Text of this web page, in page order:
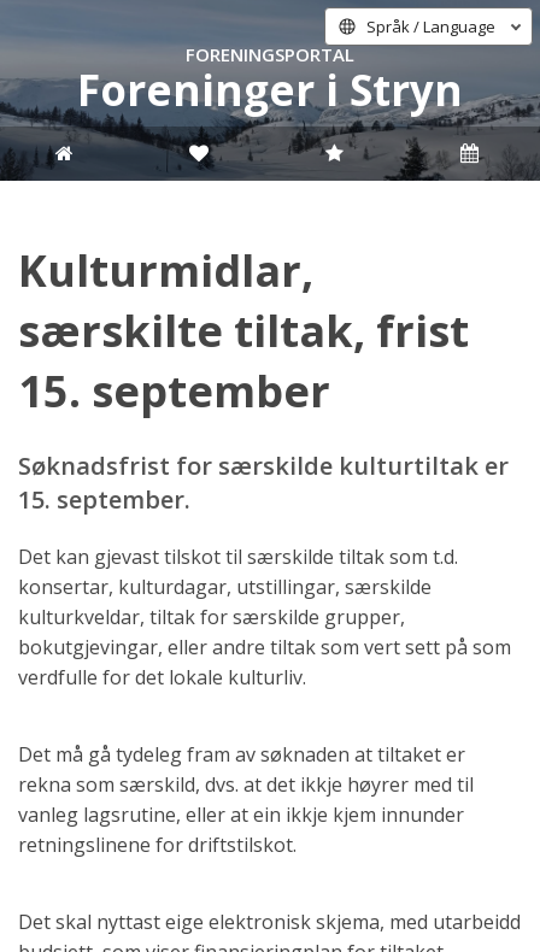
Språk / Language
FORENINGSPORTAL
Foreninger i Stryn
Kulturmidlar,
særskilte tiltak, frist
15. september
Søknadsfrist for særskilde kulturtiltak er
15. september.
Det kan gjevast tilskot til særskilde tiltak som t.d.
konsertar, kulturdagar, utstillingar, særskilde
kulturkveldar, tiltak for særskilde grupper,
bokutgjevingar, eller andre tiltak som vert sett på som
verdfulle for det lokale kulturliv.
Det må gå tydeleg fram av søknaden at tiltaket er
rekna som særskild, dvs. at det ikkje høyrer med til
vanleg lagsrutine, eller at ein ikkje kjem innunder
retningslinene for driftstilskot.
Det skal nyttast eige elektronisk skjema, med utarbeidd